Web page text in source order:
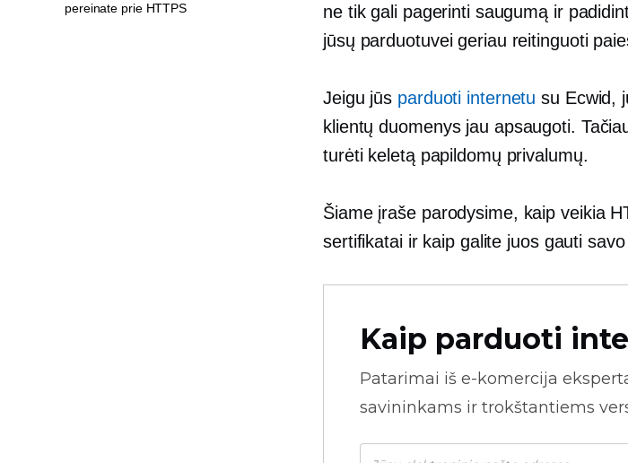
ne tik gali pagerinti saugumą ir
jūsų parduotuvei geriau reitinguoti
Jeigu jūs parduoti internetu su Ecwid,
klientų duomenys jau apsaugoti.
turėti keletą papildomų privalumų.
Šiame įraše parodysime, kaip veikia
sertifikatai ir kaip galite juos gauti
Kaip parduoti
Patarimai iš e-komercija
savininkams ir trokštantiems
pereinate prie HTTPS